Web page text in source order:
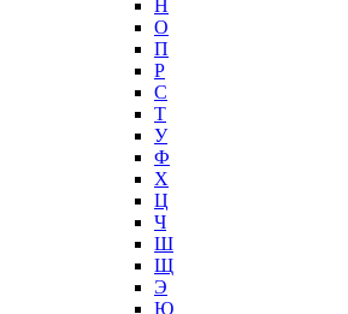
Н
О
П
Р
С
Т
У
Ф
Х
Ц
Ч
Ш
Щ
Э
Ю